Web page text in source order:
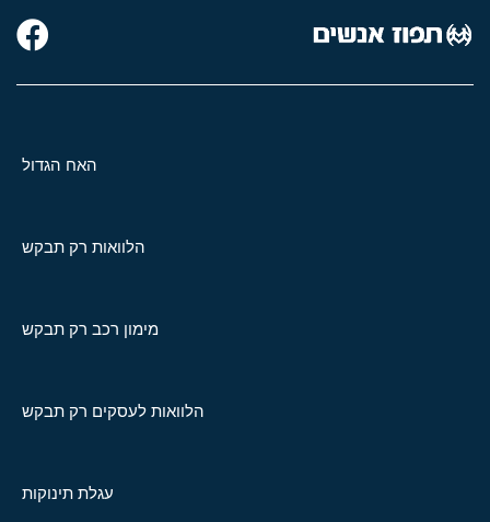
האח הגדול
הלוואות רק תבקש
מימון רכב רק תבקש
הלוואות לעסקים רק תבקש
עגלת תינוקות